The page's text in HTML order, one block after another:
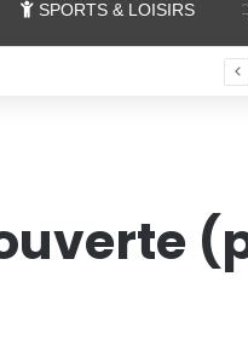
SPORTS & LOISIRS